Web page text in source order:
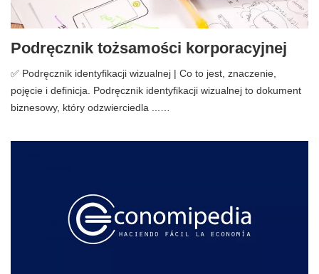
Podręcznik tożsamości korporacyjnej
✅ Podręcznik identyfikacji wizualnej | Co to jest, znaczenie,
pojęcie i definicja. Podręcznik identyfikacji wizualnej to dokument
biznesowy, który odzwierciedla ...…